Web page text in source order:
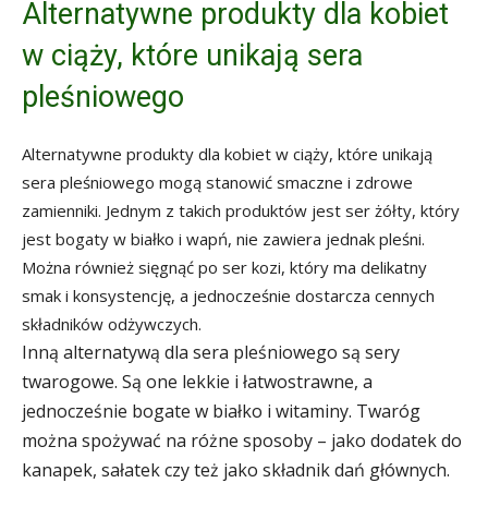
Alternatywne produkty dla kobiet
w ciąży, które unikają sera
pleśniowego
Alternatywne produkty dla kobiet w ciąży, które unikają
sera pleśniowego mogą stanowić smaczne i zdrowe
zamienniki. Jednym z takich produktów jest ser żółty, który
jest bogaty w białko i wapń, nie zawiera jednak pleśni.
Można również sięgnąć po ser kozi, który ma delikatny
smak i konsystencję, a jednocześnie dostarcza cennych
składników odżywczych.
Inną alternatywą dla sera pleśniowego są sery
twarogowe. Są one lekkie i łatwostrawne, a
jednocześnie bogate w białko i witaminy. Twaróg
można spożywać na różne sposoby – jako dodatek do
kanapek, sałatek czy też jako składnik dań głównych.